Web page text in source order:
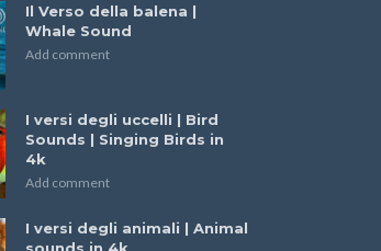
Il Verso della balena |
Whale Sound
Add comment
I versi degli uccelli | Bird
Sounds | Singing Birds in
4k
Add comment
I versi degli animali | Animal